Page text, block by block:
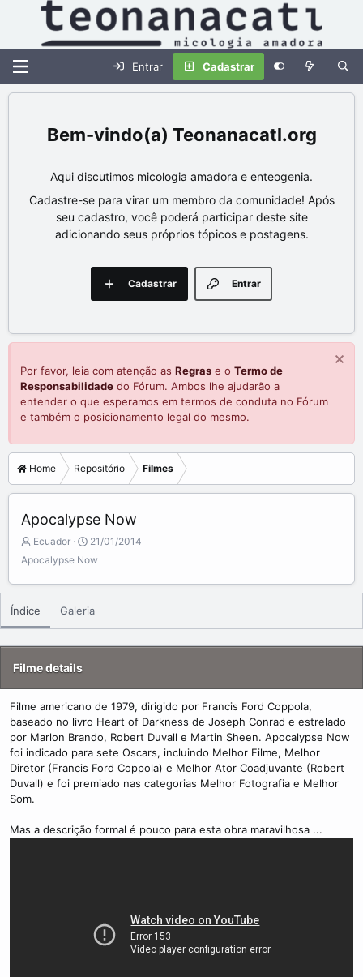
Entrar Cadastrar
Teonanacatl.org
Aqui discutimos micologia amadora e enteogenia.
Cadastre-se para virar um membro da comunidade! Após
seu cadastro, você poderá participar deste site
adicionando seus próprios tópicos e postagens.
Entrar
Cadastrar
Por favor, leia com atenção as Regras e o Termo de
Responsabilidade do Fórum. Ambos lhe ajudarão a
entender o que esperamos em termos de conduta no Fórum
e também o posicionamento legal do mesmo.
Home Repositório Filmes
Apocalypse Now
A
d
e
b
y
Ecuador
C
r
a
e
d
a
21/01/2014
Apocalypse Now
Índice Galeria
Filme details
Filme americano de 1979, dirigido por Francis Ford Coppola,
baseado no livro Heart of Darkness de Joseph Conrad e estrelado
por Marlon Brando, Robert Duvall e Martin Sheen. Apocalypse Now
foi indicado para sete Oscars, incluindo Melhor Filme, Melhor
Diretor (Francis Ford Coppola) e Melhor Ator Coadjuvante (Robert
Duvall) e foi premiado nas categorias Melhor Fotografia e Melhor
Som.
Mas a descrição formal é pouco para esta obra maravilhosa ...